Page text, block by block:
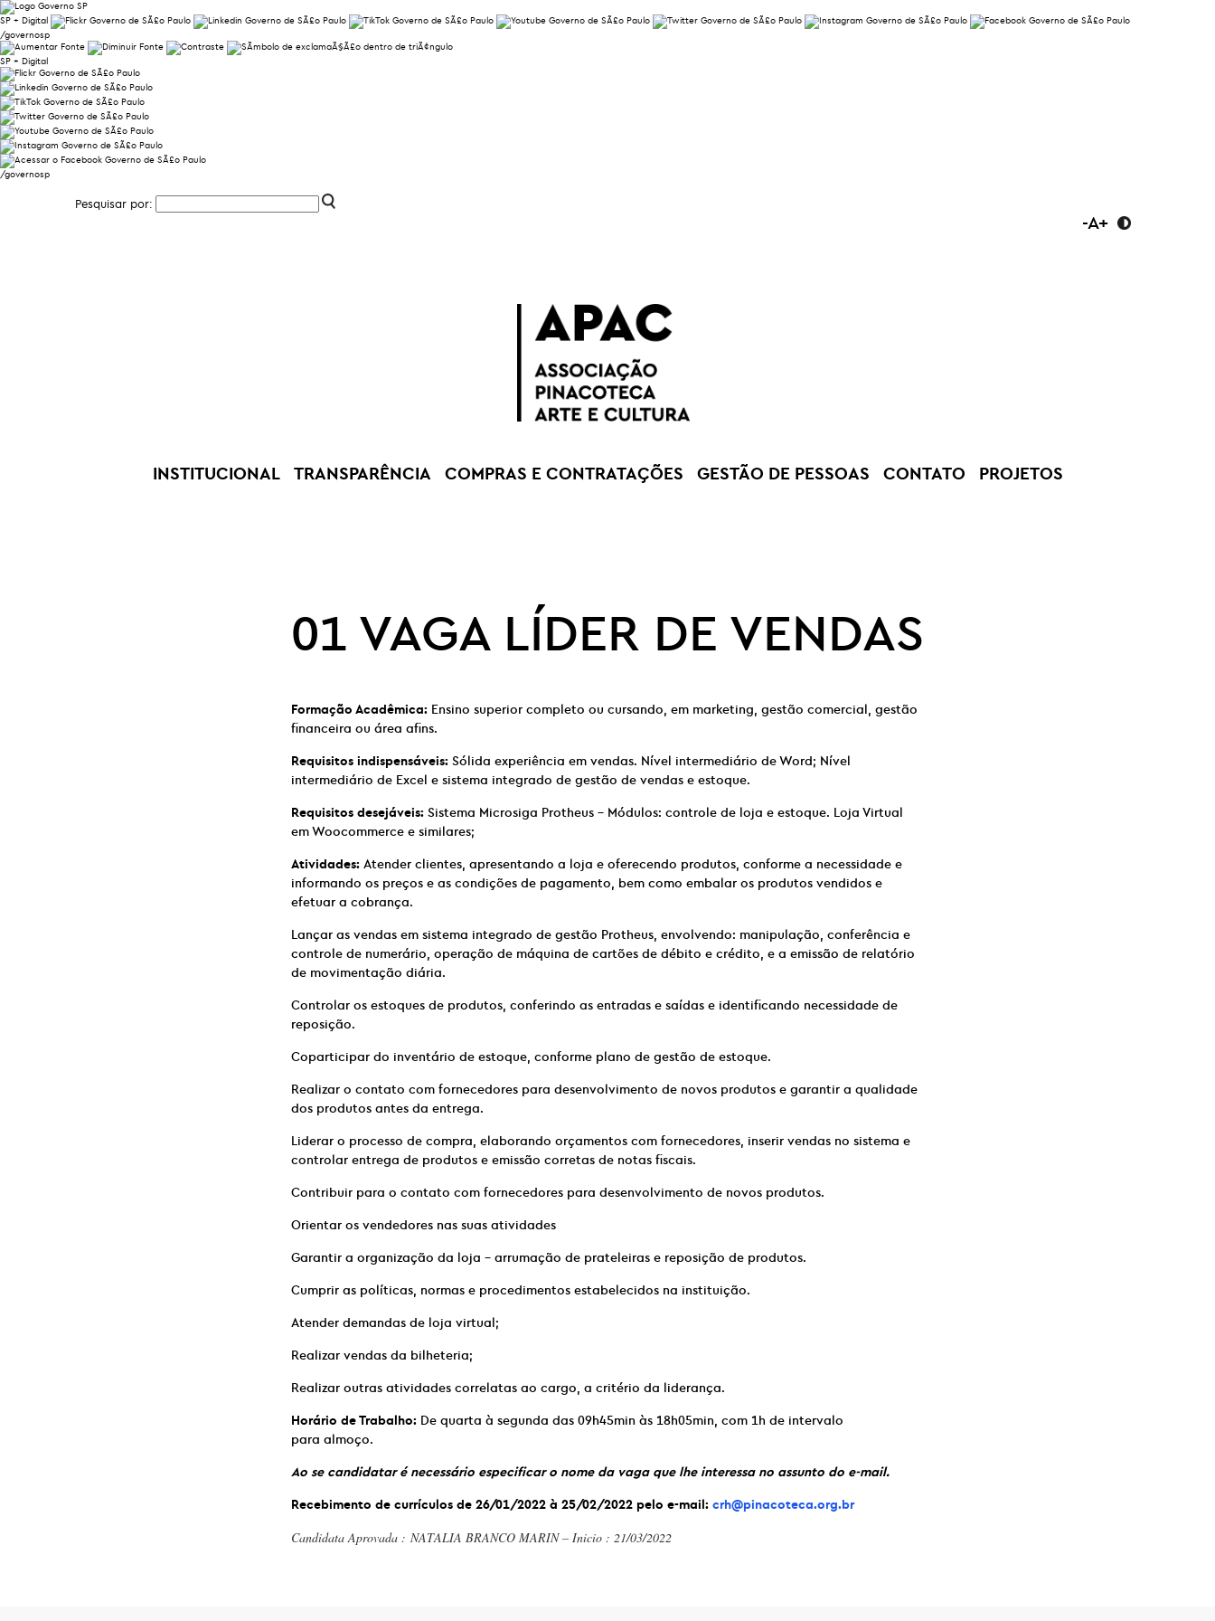
SP + Digital
/governosp
SP + Digital
/governosp
Pesquisar por:
-A+
INSTITUCIONAL TRANSPARÊNCIA COMPRAS E CONTRATAÇÕES GESTÃO DE PESSOAS CONTATO PROJETOS
01 VAGA LÍDER DE VENDAS
Formação Acadêmica: Ensino superior completo ou cursando, em marketing, gestão comercial, gestão
financeira ou área afins.
Requisitos indispensáveis: Sólida experiência em vendas. Nível intermediário de Word; Nível
intermediário de Excel e sistema integrado de gestão de vendas e estoque.
Requisitos desejáveis: Sistema Microsiga Protheus – Módulos: controle de loja e estoque. Loja Virtual
em Woocommerce e similares;
Atividades: Atender clientes, apresentando a loja e oferecendo produtos, conforme a necessidade e
informando os preços e as condições de pagamento, bem como embalar os produtos vendidos e
efetuar a cobrança.
Lançar as vendas em sistema integrado de gestão Protheus, envolvendo: manipulação, conferência e
controle de numerário, operação de máquina de cartões de débito e crédito, e a emissão de relatório
de movimentação diária.
Controlar os estoques de produtos, conferindo as entradas e saídas e identificando necessidade de
reposição.
Coparticipar do inventário de estoque, conforme plano de gestão de estoque.
Realizar o contato com fornecedores para desenvolvimento de novos produtos e garantir a qualidade
dos produtos antes da entrega.
Liderar o processo de compra, elaborando orçamentos com fornecedores, inserir vendas no sistema e
controlar entrega de produtos e emissão corretas de notas fiscais.
Contribuir para o contato com fornecedores para desenvolvimento de novos produtos.
Orientar os vendedores nas suas atividades
Garantir a organização da loja – arrumação de prateleiras e reposição de produtos.
Cumprir as políticas, normas e procedimentos estabelecidos na instituição.
Atender demandas de loja virtual;
Realizar vendas da bilheteria;
Realizar outras atividades correlatas ao cargo, a critério da liderança.
Horário de Trabalho: De quarta à segunda das 09h45min às 18h05min, com 1h de intervalo
para almoço.
Ao se candidatar é necessário especificar o nome da vaga que lhe interessa no assunto do e-mail.
Recebimento de currículos de 26/01/2022 à 25/02/2022 pelo e-mail: crh@pinacoteca.org.br
Candidata Aprovada : NATALIA BRANCO MARIN – Inicio : 21/03/2022